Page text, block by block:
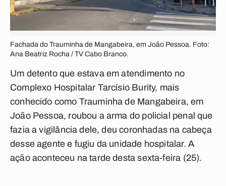
Fachada do Trauminha de Mangabeira, em João Pessoa. Foto:
Ana Beatriz Rocha / TV Cabo Branco.
Um detento que estava em atendimento no
Complexo Hospitalar Tarcísio Burity, mais
conhecido como Trauminha de Mangabeira, em
João Pessoa, roubou a arma do policial penal que
fazia a vigilância dele, deu coronhadas na cabeça
desse agente e fugiu da unidade hospitalar. A
ação aconteceu na tarde desta sexta-feira (25).